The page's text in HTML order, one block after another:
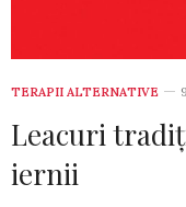
TERAPII ALTERNATIVE
Leacuri
iernii